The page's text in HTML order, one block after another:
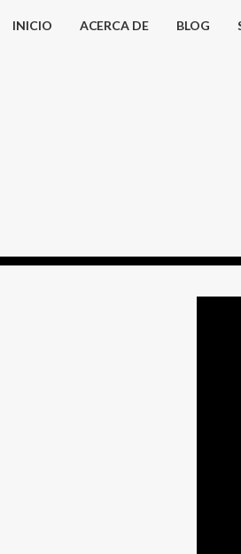
INICIO ACERCA DE BLOG